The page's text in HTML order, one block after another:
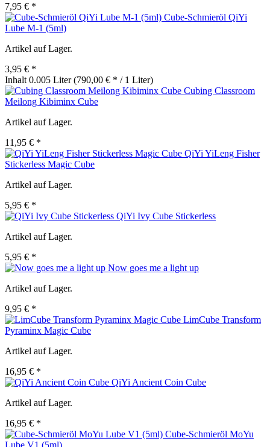
7,95 € *
Cube-Schmieröl QiYi
Lube M-1 (5ml)
Artikel auf Lager.
3,95 € *
Inhalt 0.005 Liter(790,00 € * / 1 Liter)
Cubing Classroom
Meilong Kibiminx Cube
Artikel auf Lager.
11,95 € *
QiYi YiLeng Fisher
Stickerless Magic Cube
Artikel auf Lager.
5,95 € *
QiYi Ivy Cube Stickerless
Artikel auf Lager.
5,95 € *
Now goes me a light up
Artikel auf Lager.
9,95 € *
LimCube Transform
Pyraminx Magic Cube
Artikel auf Lager.
16,95 € *
QiYi Ancient Coin Cube
Artikel auf Lager.
16,95 € *
Cube-Schmieröl MoYu